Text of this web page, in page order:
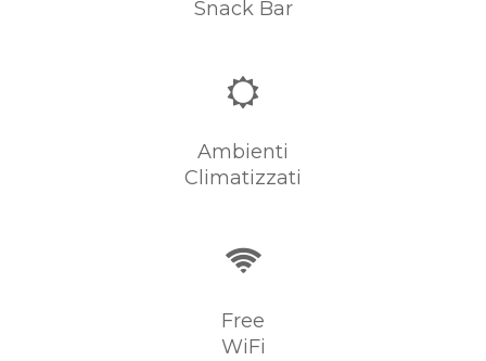
Snack Bar
Ambienti
Climatizzati
Free
WiFi